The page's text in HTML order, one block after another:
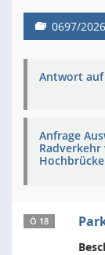
0697/2026
Antwort auf
Anfrage
Ö 18